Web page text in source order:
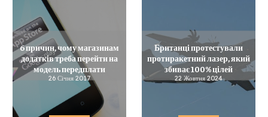
6 причин, чому магазинам
додатків треба перейти на
модель передплати
26 Січня 2017
Британці протестували
протиракетний лазер, який
збиває 100% цілей
22 Жовтня 2024